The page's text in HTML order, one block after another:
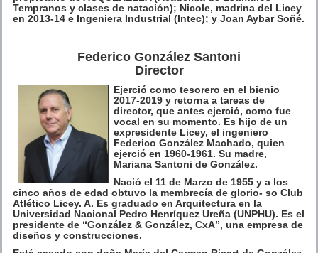
Tempranos y clases de natación); Nicole, madrina del Licey
en 2013-14 e Ingeniera Industrial (Intec); y Joan Aybar Soñé.
Federico González Santoni
Director
Ejerció como tesorero en el bienio
2017-2019 y retorna a tareas de
director, que antes ejerció, como fue
vocal en su momento. Es hijo de un
expresidente Licey, el ingeniero
Federico González Machado, quien
ejerció en 1960-1961. Su madre,
Mariana Santoni de González.
Nació el 11 de Marzo de 1955 y a los
cinco años de edad obtuvo la membrecía de glorio- so Club
Atlético Licey. A. Es graduado en Arquitectura en la
Universidad Nacional Pedro Henríquez Ureña (UNPHU). Es el
presidente de “González & González, CxA”, una empresa de
diseños y construcciones.